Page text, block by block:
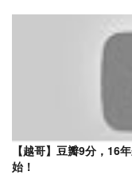
【越哥】豆瓣9分，16
始！